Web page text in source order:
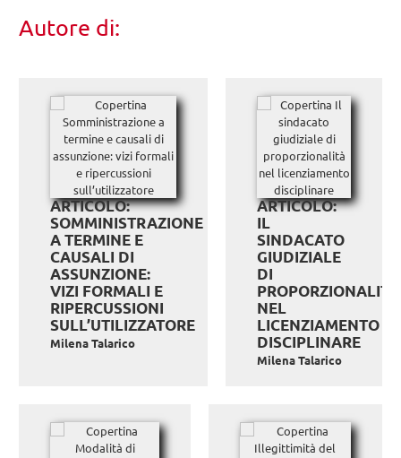
Autore di:
ARTICOLO:
SOMMINISTRAZIONE
A TERMINE E
CAUSALI DI
ASSUNZIONE:
VIZI FORMALI E
RIPERCUSSIONI
SULL’UTILIZZATORE
Milena Talarico
ARTICOLO:
IL
SINDACATO
GIUDIZIALE
DI
PROPORZIONALITÀ
NEL
LICENZIAMENTO
DISCIPLINARE
Milena Talarico